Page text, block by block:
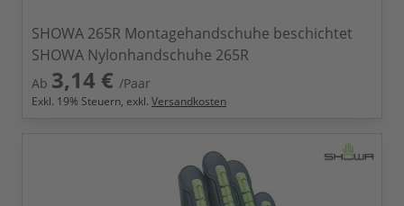
SHOWA 265R Montagehandschuhe beschichtet
SHOWA Nylonhandschuhe 265R
Ab 3,14 € /Paar
Exkl. 19% Steuern, exkl. Versandkosten